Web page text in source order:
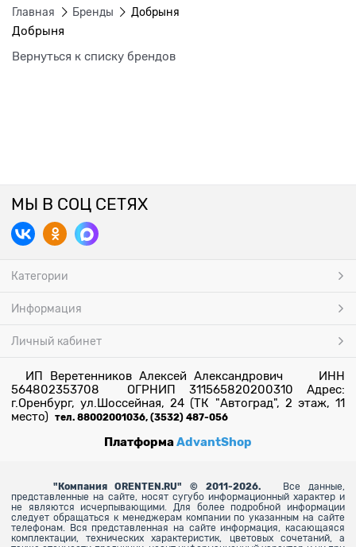
Главная Бренды
Добрыня
Добрыня
Вернуться к списку брендов
МЫ В СОЦ СЕТЯХ
Категории
Информация
Личный кабинет
ИП Веретенников Алексей Александрович ИНН
564802353708 ОГРНИП 311565820200310 Адрес:
г.Оренбург, ул.Шоссейная, 24 (ТК "Автоград", 2 этаж, 11
место) тел. 88002001036, (3532) 487-056
ПлатформаAdvantShop
" Компания ORENTEN.RU" © 2011-2026.
Все данные,
представленные на сайте, носят сугубо информационный характер и
не являются исчерпывающими. Для более подробной информации
следует обращаться к менеджерам компании по указанным на сайте
телефонам. Вся представленная на сайте информация, касающаяся
комплектации, технических характеристик, цветовых сочетаний, а